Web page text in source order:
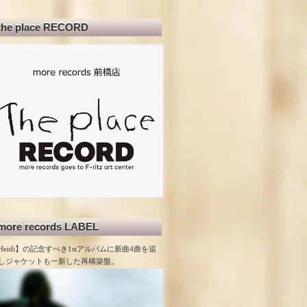
place RECORD
records LABEL
】の記念すべき1stアルバムに新曲4曲を追
ジャケットも一新した再構築盤。